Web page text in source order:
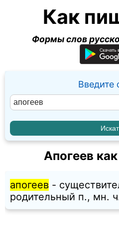
Как
Формы слов
Введите
Апогеев
апогеев -
родительный п., мн.